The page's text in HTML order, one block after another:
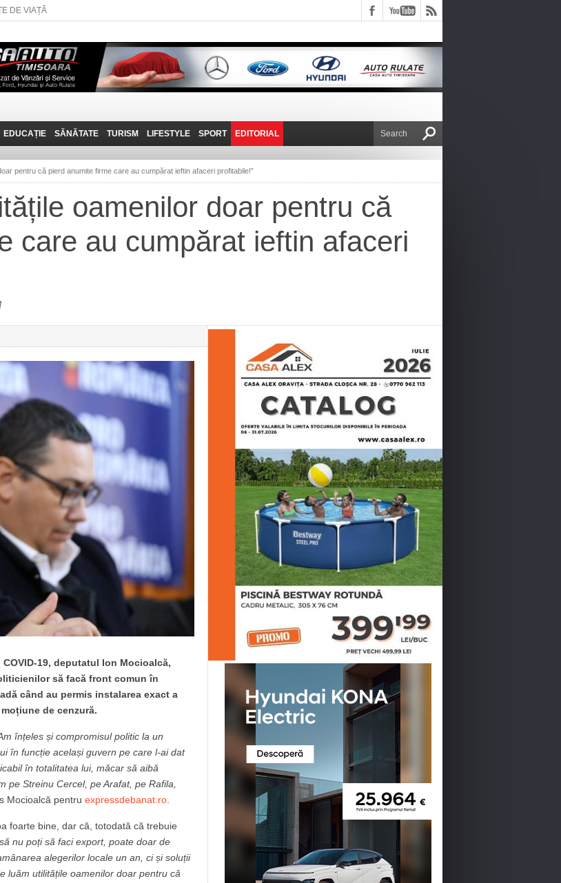
DE VIAȚĂ
EDUCAȚIE SĂNĂTATE TURISM
PRIN MUNȚII
BANATULUI
FANTASTICUL BANAT
TRAVEL VLOG
LIFESTYLE
POVESTE DE VIAȚĂ
SPORT EDITORIAL
DE VICTOR NAFIRU
pentru că pierd anumite firme care au cumpărat ieftin afaceri profitabile!”
oamenilor doar pentru că
care au cumpărat ieftin afaceri
19, deputatul Ion Mocioalcă,
să facă front comun în
când au permis instalarea exact a
de cenzură.
înțeles și compromisul politic la un
în funcție același guvern pe care l-ai dat
în totalitatea lui, măcar să aibă
pe Streinu Cercel, pe Arafat, pe Rafila,
Mocioalcă pentru expressdebanat.ro
foarte bine, dar că, totodată că trebuie
nu poți să faci export, poate doar de
alegerilor locale un an, ci și soluții
luăm utilitățile oamenilor doar pentru că